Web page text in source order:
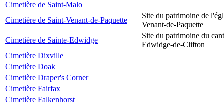
Cimetière de Saint-Malo
Cimetière de Saint-Venant-de-Paquette
Site du patrimoine de
Venant-de-Paquette
Cimetière de Sainte-Edwidge
Site du patrimoine du
Edwidge-de-Clifton
Cimetière Dixville
Cimetière Doak
Cimetière Draper's Corner
Cimetière Fairfax
Cimetière Falkenhorst